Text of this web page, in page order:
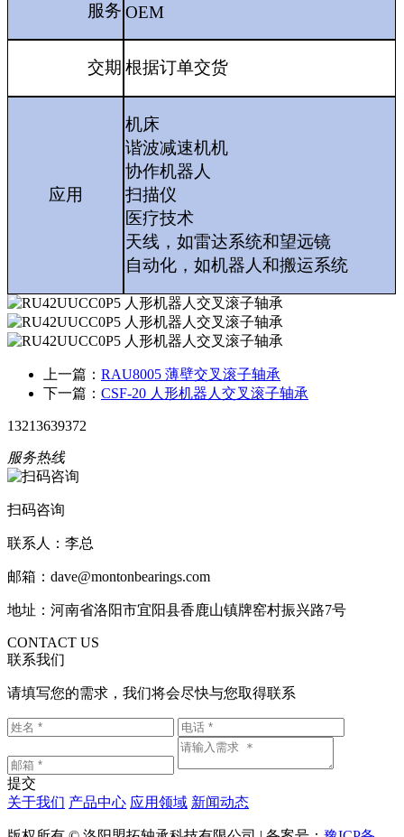
服务 OEM
交期 根据订单交货
应用
机床
谐波减速机机
协作机器人
扫描仪
医疗技术
天线，如雷达系统和望远镜
自动化，如机器人和搬运系统
上一篇： RAU8005 薄壁交叉滚子轴承
下一篇： CSF-20 人形机器人交叉滚子轴承
13213639372
服务热线
扫码咨询
联系人：李总
邮箱：dave@montonbearings.com
地址：河南省洛阳市宜阳县香鹿山镇牌窑村振兴路7号
CONTACT US
联系我们
请填写您的需求，我们将会尽快与您取得联系
提交
关于我们 产品中心 应用领域 新闻动态